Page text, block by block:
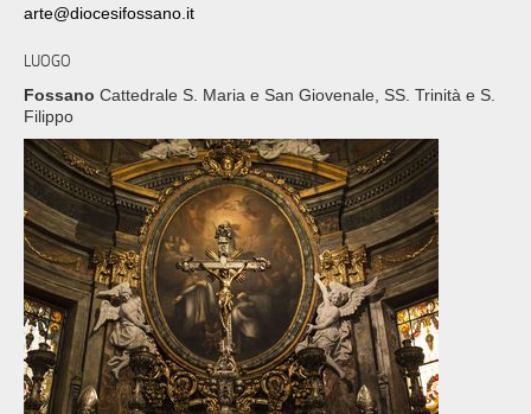
arte@diocesifossano.it
LUOGO
Fossano Cattedrale S. Maria e San Giovenale, SS. Trinità e S.
Filippo